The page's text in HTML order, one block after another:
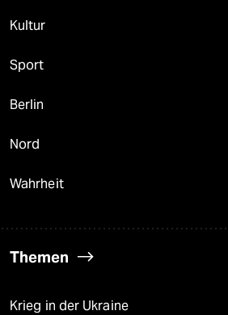
Kultur
Sport
Berlin
Nord
Wahrheit
Themen
Krieg in der Ukraine